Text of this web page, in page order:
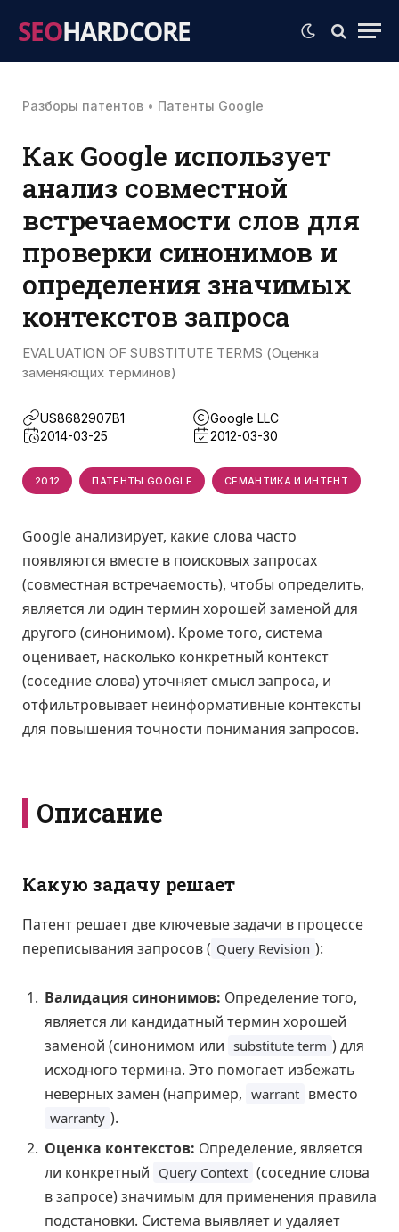
SEOHARDCORE
Разборы патентов • Патенты Google
Как Google использует
анализ совместной
встречаемости слов для
проверки синонимов и
определения значимых
контекстов запроса
EVALUATION OF SUBSTITUTE TERMS (Оценка
заменяющих терминов)
US8682907B1
Google LLC
2014-03-25
2012-03-30
2012 ПАТЕНТЫ GOOGLE СЕМАНТИКА И ИНТЕНТ
Google анализирует, какие слова часто
появляются вместе в поисковых запросах
(совместная встречаемость), чтобы определить,
является ли один термин хорошей заменой для
другого (синонимом). Кроме того, система
оценивает, насколько конкретный контекст
(соседние слова) уточняет смысл запроса, и
отфильтровывает неинформативные контексты
для повышения точности понимания запросов.
Описание
Какую задачу решает
Патент решает две ключевые задачи в процессе
переписывания запросов ( Query Revision ):
Валидация синонимов: Определение того,
является ли кандидатный термин хорошей
заменой (синонимом или substitute term ) для
исходного термина. Это помогает избежать
неверных замен (например, warrant вместо
warranty ).
Оценка контекстов: Определение, является
ли конкретный Query Context (соседние слова
в запросе) значимым для применения правила
подстановки. Система выявляет и удаляет